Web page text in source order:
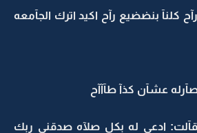
بنضضيع رآح اكيد اترك الجآمعه
صآرله عشآن كذآ طآآآح
ادعي له بكل صلآه صدقني ربك